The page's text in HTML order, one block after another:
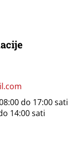
do 17:00 sati
14:00 sati